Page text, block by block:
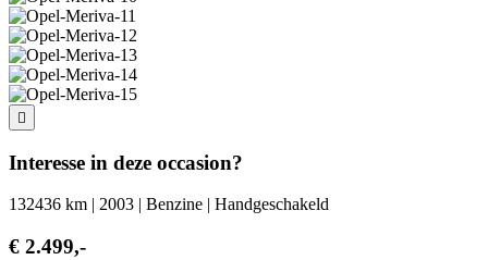
Interesse in deze occasion?
132436 km | 2003 | Benzine | Handgeschakeld
€ 2.499,-